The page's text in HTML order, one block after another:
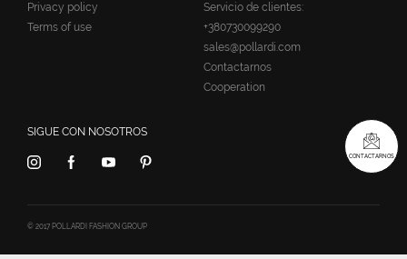
Privacy policy
Terms of use
Servicio de clientes:
+380730099290
sales@pollardi.com
Contactarnos
Cooperation
SIGUE CON NOSOTROS
© 2017 POLLARDI FASHION GROUP
CONTACTARNOS